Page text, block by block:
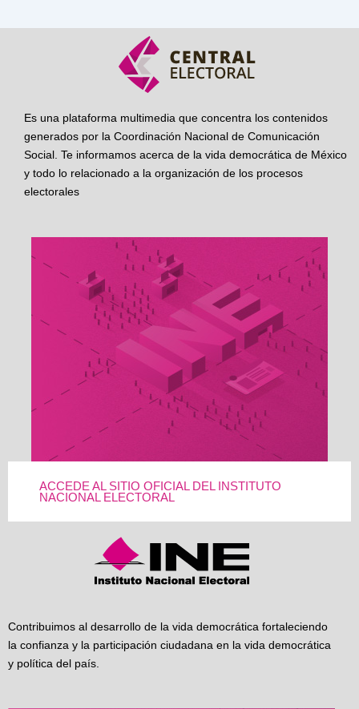
Es una plataforma multimedia que concentra los contenidos
generados por la Coordinación Nacional de Comunicación
Social. Te informamos acerca de la vida democrática de México
y todo lo relacionado a la organización de los procesos
electorales
ACCEDE AL SITIO OFICIAL DEL INSTITUTO
NACIONAL ELECTORAL
Contribuimos al desarrollo de la vida democrática fortaleciendo
la confianza y la participación ciudadana en la vida democrática
y política del país.